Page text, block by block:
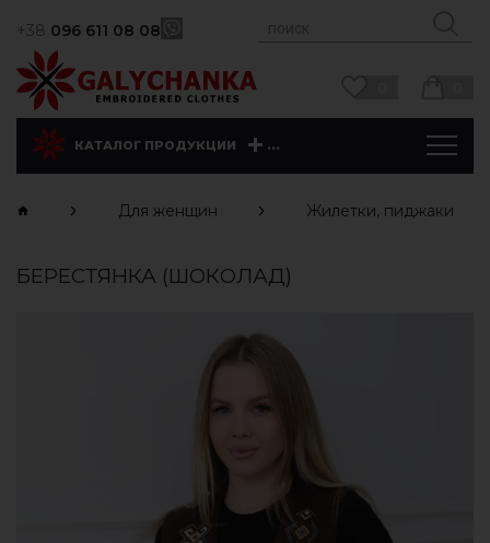
+38 096 611 08 08
КАТАЛОГ ПРОДУКЦИИ ...
Для женщин Жилетки, пиджаки
БЕРЕСТЯНКА (ШОКОЛАД)